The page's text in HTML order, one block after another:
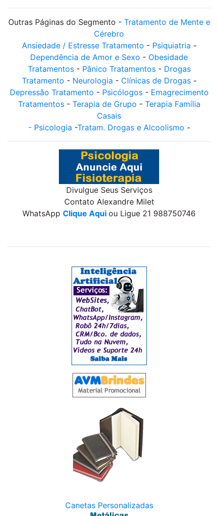
Outras Páginas do Segmento - Tratamento de Mente e
Cérebro
Ansiedade / Estresse Tratamento - Psiquiatria -
Dependência de Amor e Sexo - Obesidade
Tratamentos-Pânico Tratamentos- Drogas
Tratamento - Neurologia -Clínicas de Drogas-
Depressão Tratamento - Psicólogos - Emagrecimento
Tratamentos - Terapia de Grupo - Terapia Família
Casais
- Psicologia -Tratam. Drogas e Alcoolismo -
Divulgue Seus Serviços
Contato Alexandre Milet
WhatsApp Clique Aqui ou Ligue 21 988750746
Canetas Personalizadas